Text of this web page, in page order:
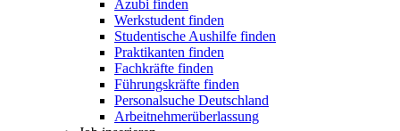
Azubi finden
Werkstudent finden
Studentische Aushilfe finden
Praktikanten finden
Fachkräfte finden
Führungskräfte finden
Personalsuche Deutschland
Arbeitnehmerüberlassung